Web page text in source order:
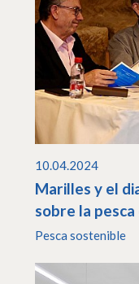
10.04.2024
Marilles y el
sobre la
Pesca sostenible